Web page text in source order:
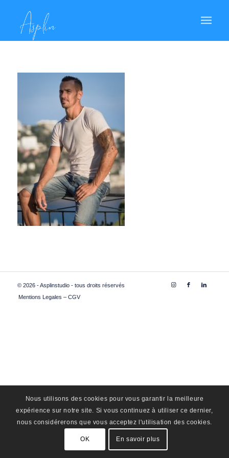
© 2026 - Asplinstudio - tous droits réservés
Mentions Legales – CGV
Nous utilisons des cookies pour vous garantir la meilleure
expérience sur notre site. Si vous continuez à utiliser ce dernier,
nous considérerons que vous acceptez l'utilisation des cookies.
OK En savoir plus